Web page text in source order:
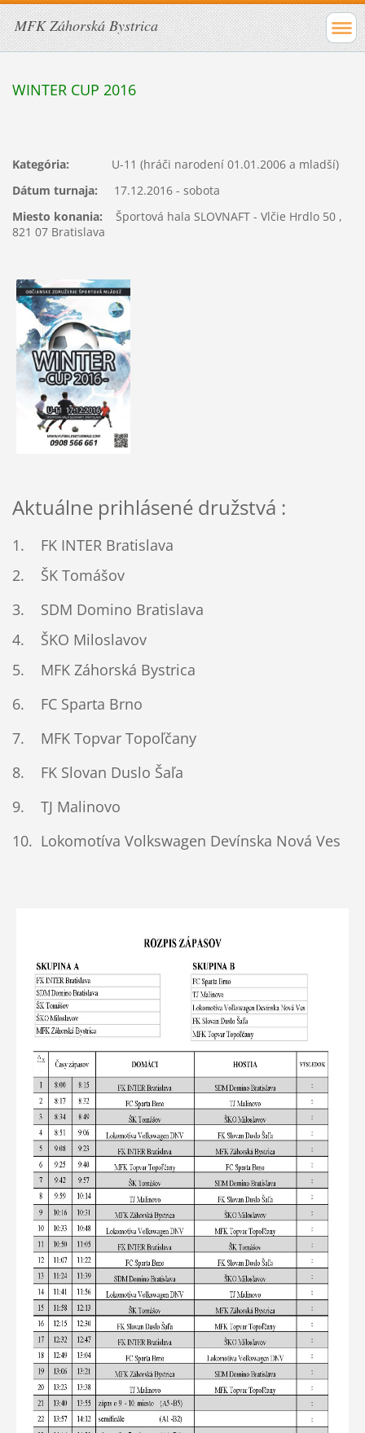
MFK Záhorská Bystrica
WINTER CUP 2016
Kategória:
U-11 (hráči narodení 01.01.2006 a mladší)
Dátum turnaja:
17.12.2016 - sobota
Miesto konania: Športová hala SLOVNAFT - Vlčie Hrdlo 50 ,
821 07 Bratislava
Aktuálne prihlásené družstvá :
1. FK INTER Bratislava
2. ŠK Tomášov
3. SDM Domino Bratislava
4. ŠKO Miloslavov
5. MFK Záhorská Bystrica
6. FC Sparta Brno
7. MFK Topvar Topoľčany
8. FK Slovan Duslo Šaľa
9. TJ Malinovo
10. Lokomotíva Volkswagen Devínska Nová Ves